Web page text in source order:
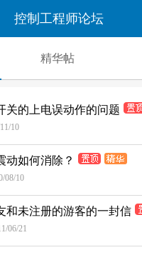
控制工程师论坛
精华帖
关的上电误动作的问题
10
动如何消除？
08/10
和未注册的游客的一封信
06/21